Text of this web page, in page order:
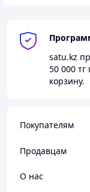
satu.kz
50 000 тг
корзину.
Покупателям
Продавцам
О нас